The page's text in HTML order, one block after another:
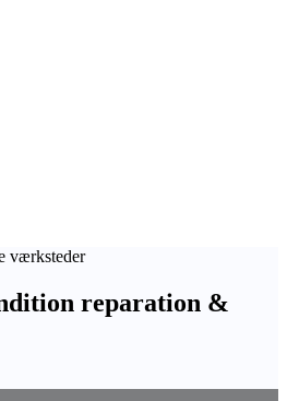
værksteder
reparation &